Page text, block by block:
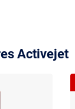
Activejet